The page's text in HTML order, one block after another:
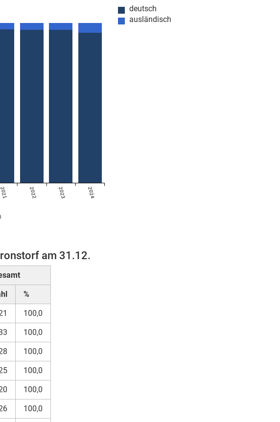
deutsch
ausländisch
2021 2022 2023 2024
am 31.12.
%
100,0
100,0
100,0
100,0
100,0
100,0